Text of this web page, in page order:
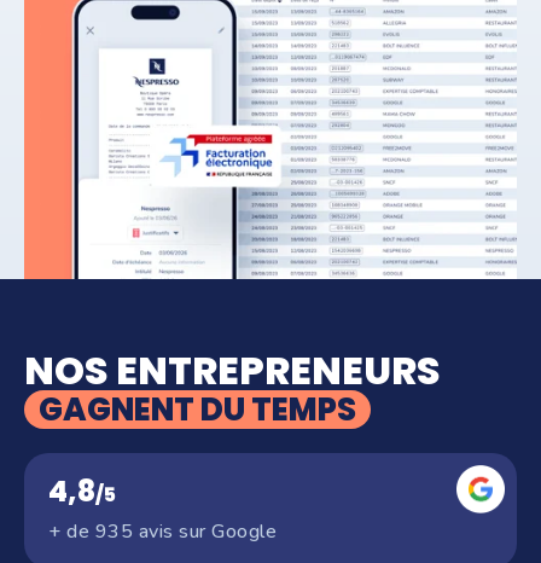
NOS ENTREPRENEURS
GAGNENT DU TEMPS
4,8/5
+ de 935 avis sur Google